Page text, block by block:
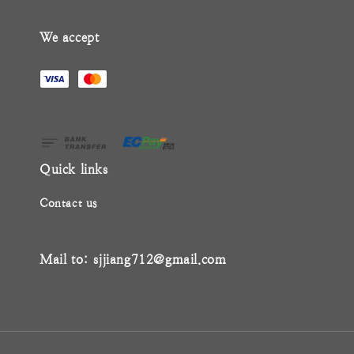
We accept
Quick links
Contact us
Mail to: sjjiang712@gmail.com